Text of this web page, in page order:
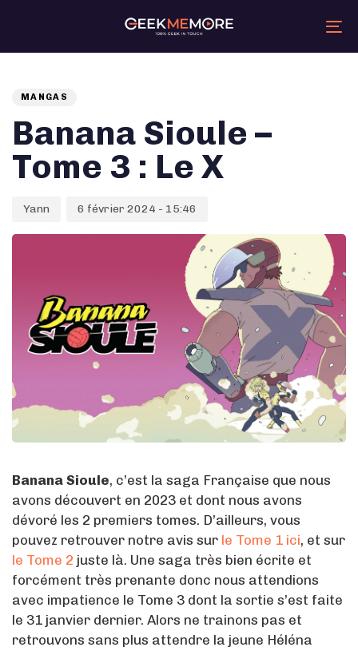
Skip
MANGAS
Banana Sioule –
Tome 3 : Le X
Yann 6 février 2024 - 15:46
Banana Sioule, c’est la saga Française que nous
avons découvert en 2023 et dont nous avons
dévoré les 2 premiers tomes. D’ailleurs, vous
pouvez retrouver notre avis sur le Tome 1 ici, et sur
le Tome 2 juste là. Une saga très bien écrite et
forcément très prenante donc nous attendions
avec impatience le Tome 3 dont la sortie s’est faite
le 31 janvier dernier. Alors ne trainons pas et
retrouvons sans plus attendre la jeune Héléna